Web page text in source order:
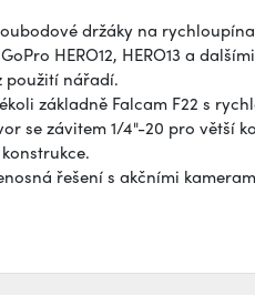
držáky na
HERO12, HERO13 a
použití nářadí.
základně Falcam F22 s
se závitem 1/4"-20 pro větší
řešení s akčními